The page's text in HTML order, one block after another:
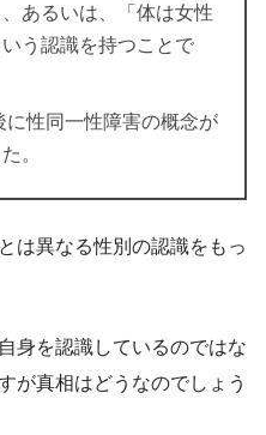
あるいは、「体は女性
う認識を持つことで
に性同一性障害の概念が
。
は異なる性別の認識をもっ
身を認識しているのではな
が真相はどうなのでしょう